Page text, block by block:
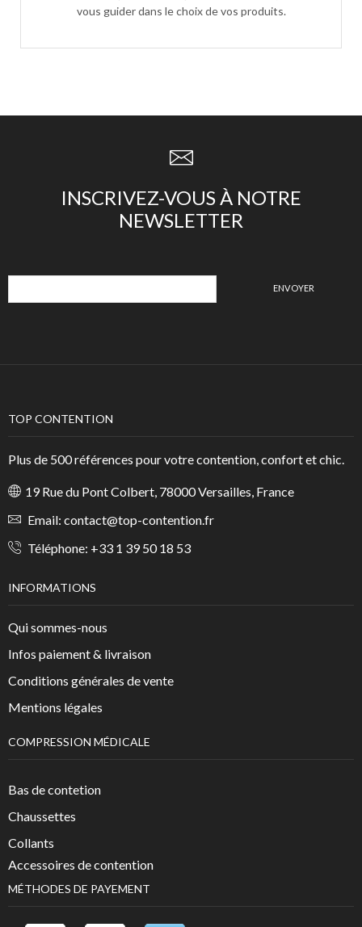
vous guider dans le choix de vos produits.
INSCRIVEZ-VOUS À NOTRE
NEWSLETTER
TOP CONTENTION
Plus de 500 références pour votre contention, confort et chic.
19 Rue du Pont Colbert, 78000 Versailles, France
Email: contact@top-contention.fr
Téléphone: +33 1 39 50 18 53
INFORMATIONS
Qui sommes-nous
Infos paiement & livraison
Conditions générales de vente
Mentions légales
COMPRESSION MÉDICALE
Bas de contetion
Chaussettes
Collants
Accessoires de contention
MÉTHODES DE PAYEMENT